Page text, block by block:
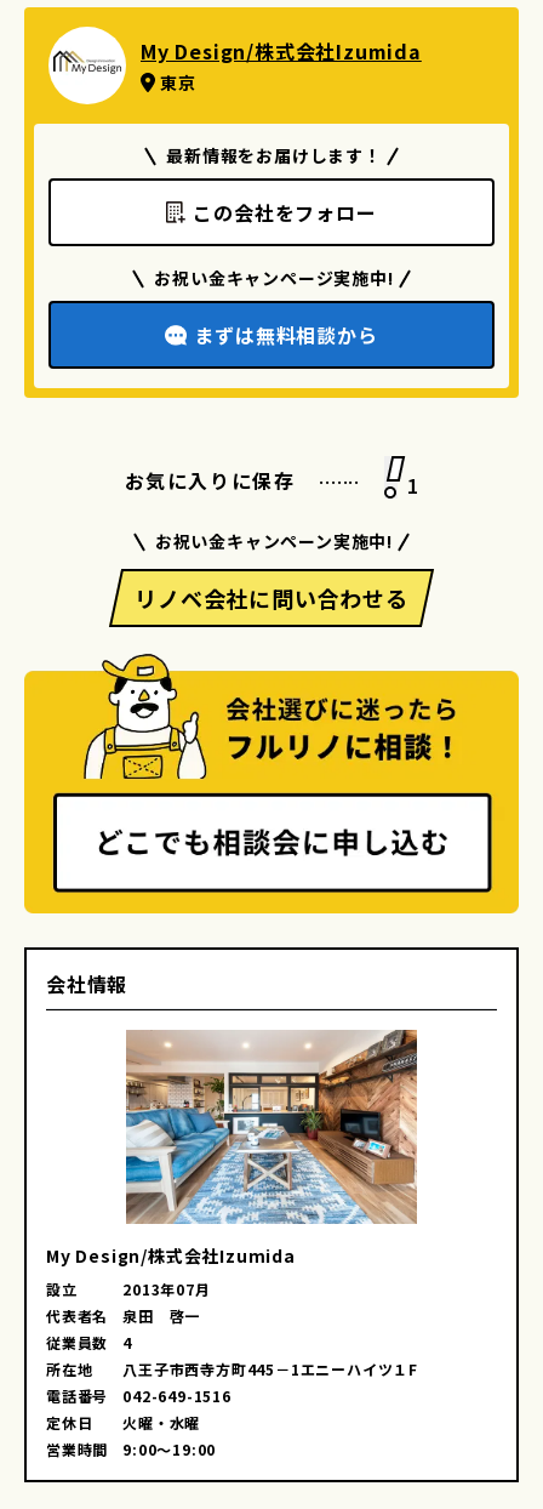
写真家
My Design/株式会社Izumida
東京
最新情報をお届けします！
この会社をフォロー
お祝い金キャンページ実施中!
まずは無料相談から
お気に入りに保存 ....... 1
お祝い金キャンペーン実施中!
リノベ会社に問い合わせる
会社情報
My Design/株式会社Izumida
設立
2013年07月
代表者名
泉田 啓一
従業員数
4
所在地
八王子市西寺方町445－1エニーハイツ１F
電話番号
042-649-1516
定休日
火曜・水曜
営業時間
9:00～19:00